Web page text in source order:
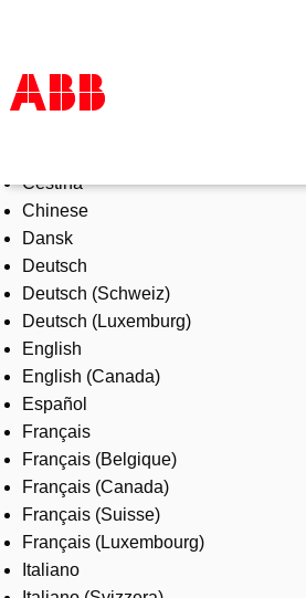
Products & Solutions
Industries
Services
About us
Where to buy
Contact us
Careers
Čeština
Chinese
Dansk
Deutsch
Deutsch (Schweiz)
Deutsch (Luxemburg)
English
English (Canada)
Español
Français
Français (Belgique)
Français (Canada)
Français (Suisse)
Français (Luxembourg)
Italiano